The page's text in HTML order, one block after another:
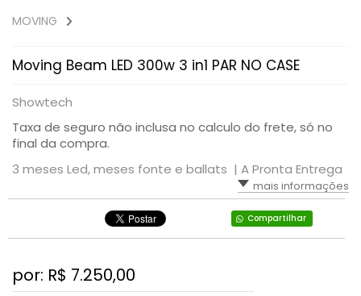
MOVING
Moving Beam LED 300w 3 in1 PAR NO CASE
Showtech
Taxa de seguro não inclusa no calculo do frete, só no
final da compra.
3 meses Led, meses fonte e ballats | A Pronta Entrega
mais informações
Compartilhar
por: R$ 7.250,00